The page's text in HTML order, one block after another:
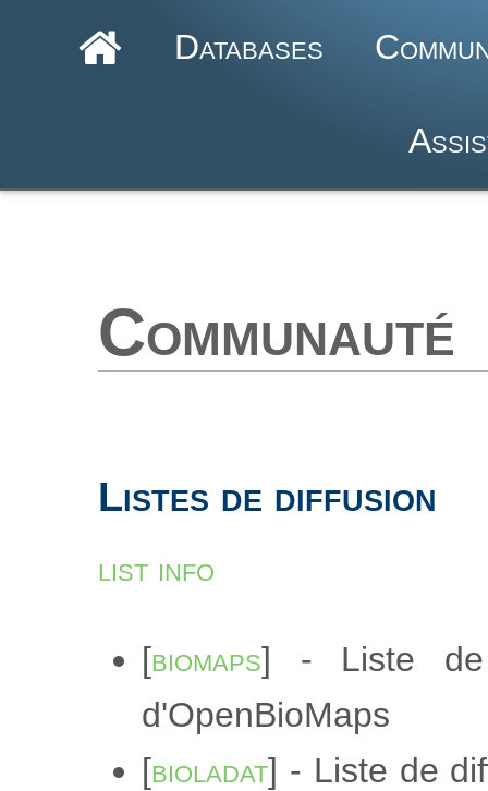
Databases
Communauté
Listes de diffusion
list info
[biomaps] - Liste de
d'OpenBioMaps
[bioladat] - Liste de